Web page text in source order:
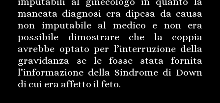
mancata diagnosi era dipesa da causa
non imputabile al medico e non era
possibile dimostrare che la coppia
avrebbe optato per l’interruzione della
gravidanza se le fosse stata fornita
l’informazione della Sindrome di Down
di cui era affetto il feto.